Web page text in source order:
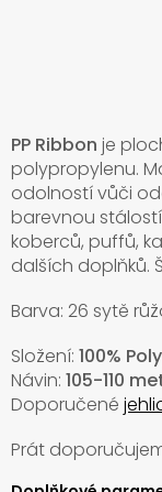
PP Ribbon je
polypropylenu.
odolností vůči
barevnou
koberců, puffů,
dalších doplňků.
Barva: 26 sytě
Složení: 100%
Návin: 105-110
Doporučené
Prát